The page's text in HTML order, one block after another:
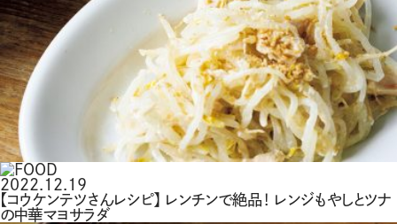
2022.12.19
【コウケンテツさんレシピ】 レンチンで絶品！ レンジもやしとツナ
の中華マヨサラダ